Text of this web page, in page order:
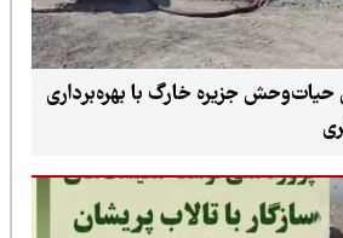
جزیره خارگ با بهره‌برداری